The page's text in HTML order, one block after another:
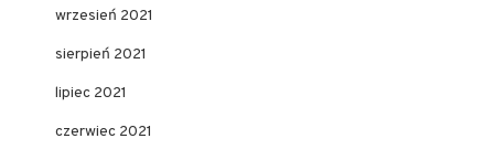
wrzesień 2021
sierpień 2021
lipiec 2021
czerwiec 2021